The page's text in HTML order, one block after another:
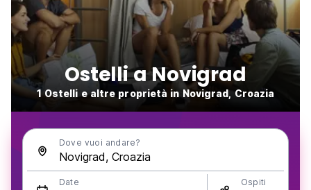
Ostelli a Novigrad
1 Ostelli e altre proprietà in Novigrad, Croazia
Dove vuoi andare?
Date Ospiti